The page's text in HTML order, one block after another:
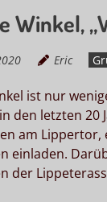
Winkel,
Eric
ist nur
den letzten
am Lippertor,
einladen.
der